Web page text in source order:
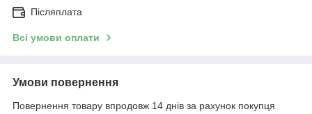
Післяплата
Всі умови оплати
Умови повернення
Повернення товару впродовж 14 днів за рахунок покупця